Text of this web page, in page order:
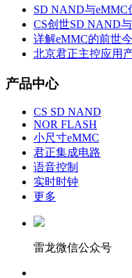
SD NAND与eMMC
CS创世SD NAND
详解eMMC的前世
北京君正主控应用
产品中心
CS SD NAND
NOR FLASH
小尺寸eMMC
君正集成电路
语音控制
实时时钟
更多
雷龙微信公众号